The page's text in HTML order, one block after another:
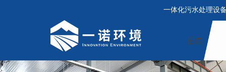
一体化污水处理设
首页